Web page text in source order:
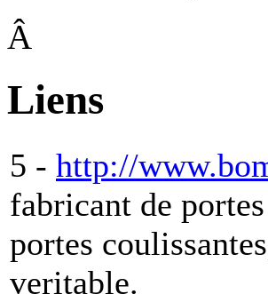
Â
Liens
5 - http://
fabricant de
portes
veritable.